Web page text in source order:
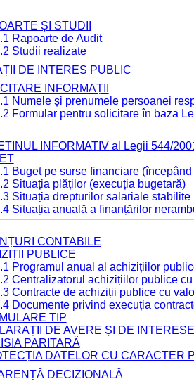
ȘI STUDII
Rapoarte de Audit
Studii realizate
DE INTERES PUBLIC
INFORMAȚII
Numele și prenumele persoanei
Formular pentru solicitare în baza
INFORMATIV al Legii 544/
Buget pe surse financiare
Situația plăților (execuția bugetară)
Situația drepturilor salariale
Situația anuală a finanțărilor
CONTABILE
PUBLICE
Programul anual al achizițiilor
Centralizatorul achizițiilor publice
Contracte de achiziții publice cu
Documente privind execuția
TIP
DE AVERE ȘI DE INTERESE
PARITARĂ
DATELOR CU CARACTER
DECIZIONALĂ